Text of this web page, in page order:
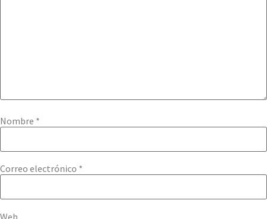
Nombre *
Correo electrónico *
Web